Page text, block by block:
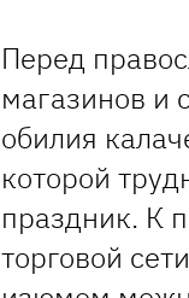
Перед
магазинов и
обилия
которой
праздник. К
торговой